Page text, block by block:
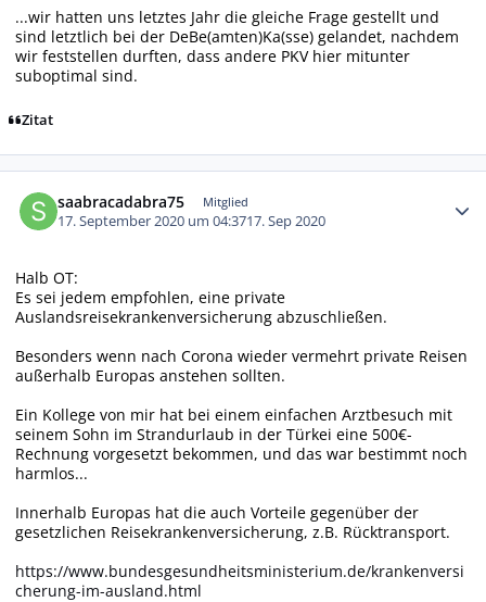
...wir hatten uns letztes Jahr die gleiche Frage gestellt und
sind letztlich bei der DeBe(amten)Ka(sse) gelandet, nachdem
wir feststellen durften, dass andere PKV hier mitunter
suboptimal sind.
Zitat
saabracadabra75 Mitglied
17. September 2020 um 04:3717. Sep 2020
Halb OT:
Es sei jedem empfohlen, eine private
Auslandsreisekrankenversicherung abzuschließen.
Besonders wenn nach Corona wieder vermehrt private Reisen
außerhalb Europas anstehen sollten.
Ein Kollege von mir hat bei einem einfachen Arztbesuch mit
seinem Sohn im Strandurlaub in der Türkei eine 500€-
Rechnung vorgesetzt bekommen, und das war bestimmt noch
harmlos...
Innerhalb Europas hat die auch Vorteile gegenüber der
gesetzlichen Reisekrankenversicherung, z.B. Rücktransport.
https://www.bundesgesundheitsministerium.de/krankenversi
cherung-im-ausland.html